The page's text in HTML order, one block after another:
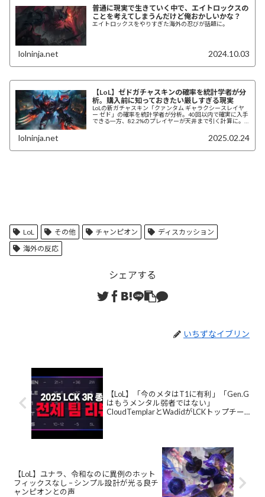
普通に現実で生きていく中で、エイトロックスの
ことを考えてしまうんだけど俺おかしいかな？
エイトロックスをやりすぎた海外の忍びが話題に。
lolninja.net 2024.10.03
【LoL】ゼドガチャスキンの確率を統計学者が分
析。購入前に知っておきたい厳しすぎる現実
LoLの新ガチャスキン「クァンタム ギャラクシースレイヤ
ー ゼド」の確率を統計学者が分析。40回以内で確実に入手
できる一方、82.2%のプレイヤーが天井まで引く計算に。
lolninja.net 2025.02.24
LoL その他 チャンピオン
ディスカッション
海外の反応
シェアする
いちずなイブリン
【LoL】「今のメタはT1に有利」「Gen.G
はもうメンタル弱者ではない」
CloudTemplarとWadidがLCKトップチー
【LoL】ユナラ、令和なのに異例のホット
フィックスなし – シンプル設計が光る良チ
ャンピオンとの声